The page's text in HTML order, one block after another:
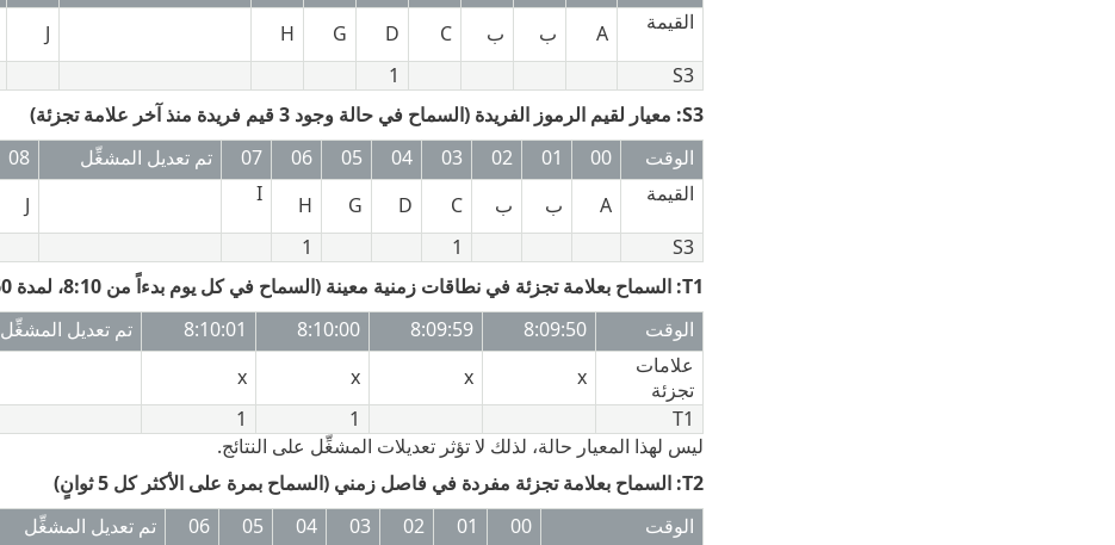
القيمة
A ب ب C
D
G
H
J
S3
1
S3: معيار لقيم الرموز الفريدة (السماح في حالة وجود 3 قيم فريدة منذ آخر علامة تجزئة)
الوقت
00
01
02
03
04
05
06
07 تم تعديل المشغِّل 08
القيمة
A ب ب C
D
G
H
I
J
S3
1
1
T1: السماح بعلامة تجزئة في نطاقات زمنية معينة (السماح في كل يوم بدءاً من 8:10، لمدة 60 ثانية)
الوقت
8:09:50
8:09:59
8:10:00
8:10:01 تم تعديل المشغِّل
علامات
تجزئة
x
x
x
x
T1
1
1
ليس لهذا المعيار حالة، لذلك لا تؤثر تعديلات المشغِّل على النتائج.
T2: السماح بعلامة تجزئة مفردة في فاصل زمني (السماح بمرة على الأكثر كل 5 ثوانٍ)
الوقت
00
01
02
03
04
05
06 تم تعديل المشغِّل